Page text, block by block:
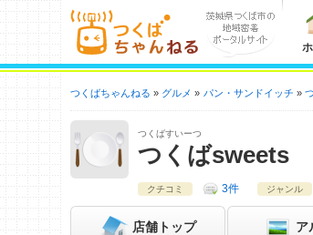
つくばちゃんねる グルメ パン・サンドイッチ
つくばすいーつ
つくばsweets
クチコミ 3件 ジャンル
店舗 トップ ア